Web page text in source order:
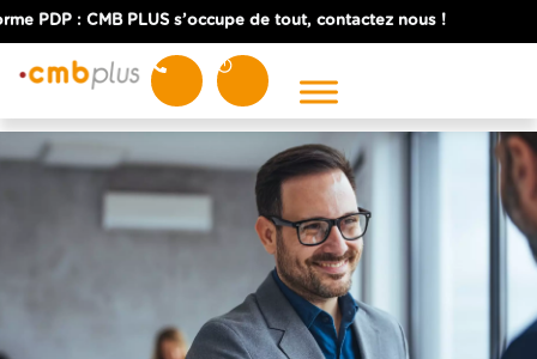
: CMB PLUS s’occupe de tout, contactez nous !
NOS EXPERTISES
Expertise sociale